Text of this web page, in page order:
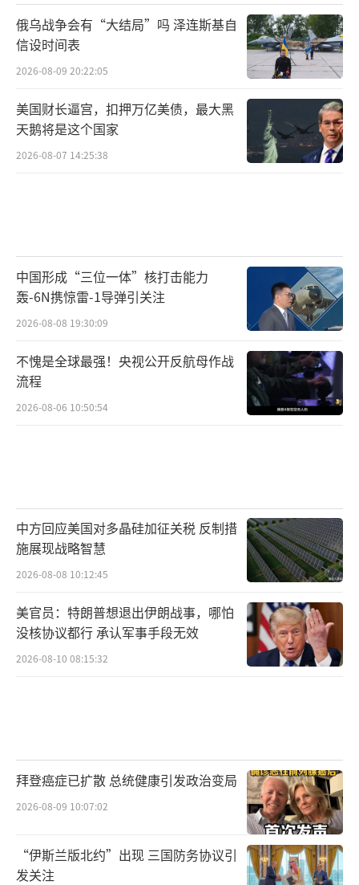
俄乌战争会有“大结局”吗 泽连斯基自
信设时间表
2026-08-09 20:22:05
美国财长逼宫，扣押万亿美债，最大黑
天鹅将是这个国家
2026-08-07 14:25:38
中国形成“三位一体”核打击能力
轰-6N携惊雷-1导弹引关注
2026-08-08 19:30:09
不愧是全球最强！央视公开反航母作战
流程
2026-08-06 10:50:54
中方回应美国对多晶硅加征关税 反制措
施展现战略智慧
2026-08-08 10:12:45
美官员：特朗普想退出伊朗战事，哪怕
没核协议都行 承认军事手段无效
2026-08-10 08:15:32
拜登癌症已扩散 总统健康引发政治变局
2026-08-09 10:07:02
“伊斯兰版北约”出现 三国防务协议引
发关注